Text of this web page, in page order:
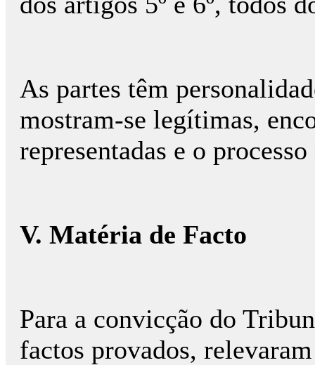
As partes têm
mostram-se legítimas,
representadas e o
V. Matéria de Facto
Para a convicção do
factos provados,